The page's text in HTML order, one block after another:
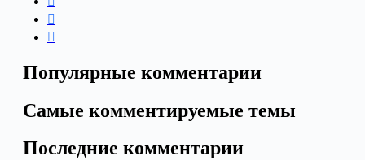
Популярные комментарии
Самые комментируемые темы
Последние комментарии